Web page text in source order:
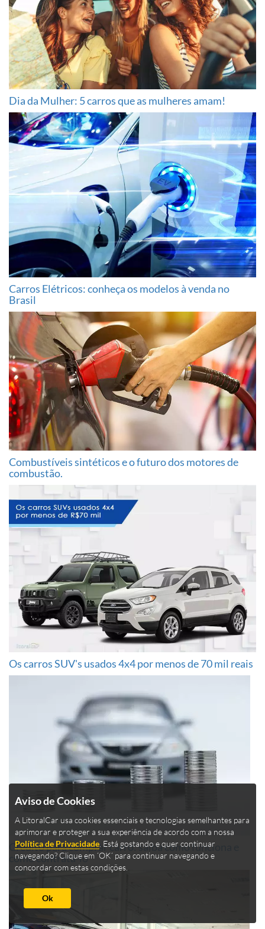
Dia da Mulher: 5 carros que as mulheres amam!
Carros Elétricos: conheça os modelos à venda no
Brasil
Combustíveis sintéticos e o futuro dos motores de
combustão.
Os carros SUV's usados 4x4 por menos de 70 mil reais
Crédito para comprar carro: saiba como funciona e
como contratá-lo
Aviso de Cookies
A LitoralCar usa cookies essenciais e tecnologias semelhantes para
aprimorar e proteger a sua experiência de acordo com a nossa
Política de Privacidade . Está gostando e quer continuar
navegando? Clique em ´OK´ para continuar navegando e
concordar com estas condições.
Ok